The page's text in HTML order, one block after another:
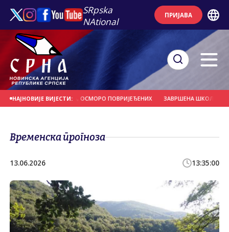
SRpska
NAtional
ПРИЈАВА
НАЈНОВИЈЕ ВИЈЕСТИ:
ВИСОК 13,5 МЕТАРА, ОСМОРО ПОВРИЈЕЂЕНИХ ЗАВРШЕНА ШКОЛА
Временска прогноза
13.06.2026 13:35:00